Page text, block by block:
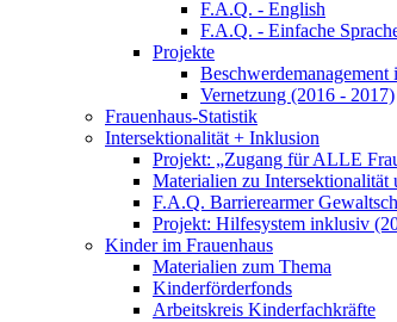
F.A.Q. - English
F.A.Q. - Einfache
Projekte
Vernetzung (2016 - 2017)
Frauenhaus-Statistik
Intersektionalität + Inklusion
Projekt: „Zugang für ALLE
Materialien zu Intersektionalität
F.A.Q. Barrierearmer
Projekt: Hilfesystem inklusiv
Kinder im Frauenhaus
Materialien zum Thema
Kinderförderfonds
Arbeitskreis Kinderfachkräfte